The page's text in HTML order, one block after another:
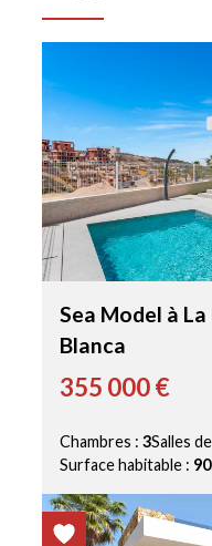
Sea Model à
Blanca
355 000 €
Chambres :3Salles
Surface habitable :